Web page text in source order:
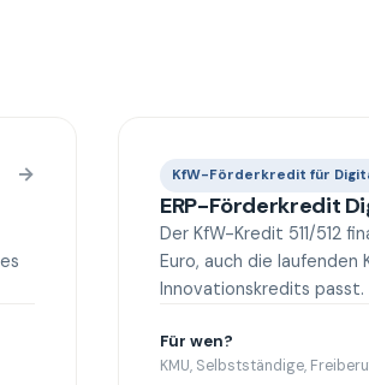
→ KfW-Förderkredit für
ERP-Förderkredit
Der KfW-Kredit 511/512
Euro, auch die
Innovationskredits passt.
Für wen?
KMU, Selbstständige,